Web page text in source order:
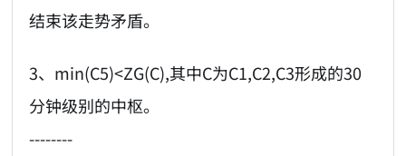
结束该走势矛盾。
3、min(C5)<ZG(C),其中C为C1,C2,C3形成的30
分钟级别的中枢。
--------